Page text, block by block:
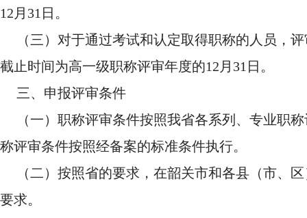
12月31日。
（三）对于通过考试和认定取得职称的人员，
截止时间为高一级职称评审年度的12月31日。
三、申报评审条件
（一）职称评审条件按照我省各系列、专业职
称评审条件按照经备案的标准条件执行。
（二）按照省的要求，在韶关市和各县（市、
要求。